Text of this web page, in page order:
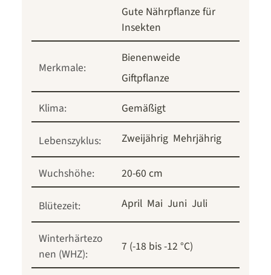
Gute Nährpflanze für
Insekten
Merkmale:
Bienenweide
Giftpflanze
Klima:
Gemäßigt
Lebenszyklus: Zweijährig Mehrjährig
Wuchshöhe: 20-60 cm
Blütezeit: April Mai Juni Juli
Winterhärtezo
nen (WHZ):
7 (-18 bis -12 °C)